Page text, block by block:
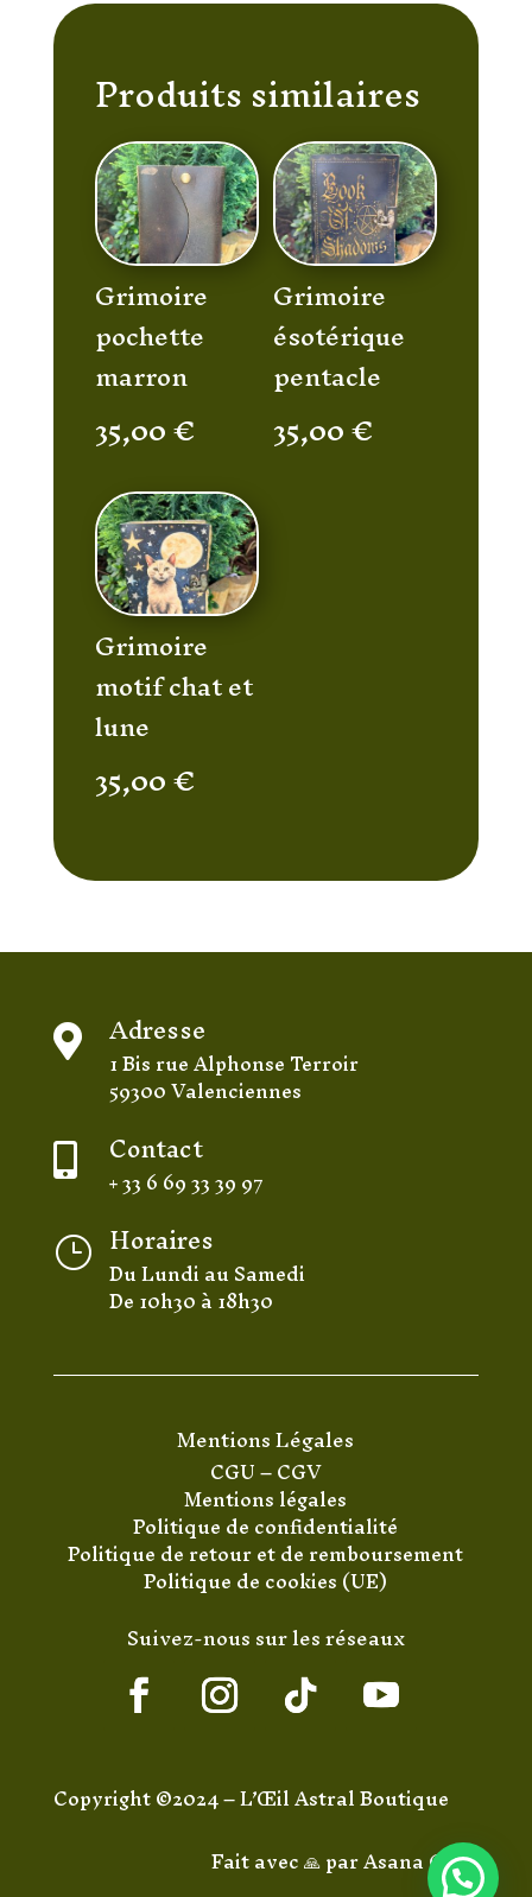
Produits similaires
Grimoire
pochette
marron
35,00€
Grimoire
ésotérique
pentacle
35,00€
Grimoire
motif chat et
lune
35,00€
 Adresse
1 Bis rue Alphonse Terroir
59300 Valenciennes
 Contact
+ 33 6 69 33 39 97
} Horaires
Du Lundi au Samedi
De 10h30 à 18h30
Mentions Légales
CGU–CGV
Mentions légales
Politique de confidentialité
Politique de retour et de remboursement
Politique de cookies (UE)
Suivez-nous sur les réseaux
Copyright ©2024 – L’Œil Astral Boutique
Fait avec 🙏 parAsana Code